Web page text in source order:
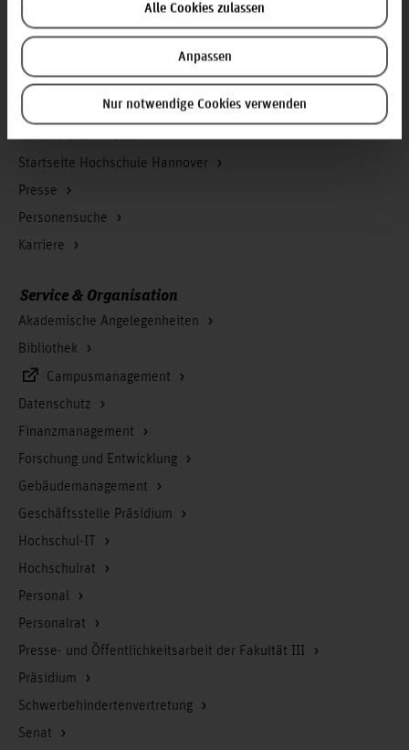
Alle Cookies zulassen
Anpassen
Nur notwendige Cookies verwenden
Zum Seitenanfang
Infos zur Hochschule
Kontakt und Anreise
Startseite Hochschule Hannover
Presse
Personensuche
Karriere
Folgen Sie uns
Service & Organisation
Akademische Angelegenheiten
Bibliothek
Campusmanagement
Datenschutz
Finanzmanagement
Forschung und Entwicklung
Gebäudemanagement
Geschäftsstelle Präsidium
Hochschul-IT
Hochschulrat
Personal
Personalrat
Presse- und Öffentlichkeitsarbeit der Fakultät III
Präsidium
Schwerbehindertenvertretung
Senat